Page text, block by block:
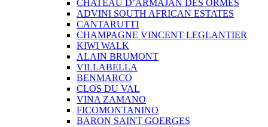
CHATEAU D’ARMAJAN DES ORMES
ADVINI SOUTH AFRICAN ESTATES
CANTARUTTI
CHAMPAGNE VINCENT LEGLANTIER
KIWI WALK
ALAIN BRUMONT
VILLABELLA
BENMARCO
CLOS DU VAL
VINA ZAMANO
FICOMONTANINO
BARON SAINT GOERGES